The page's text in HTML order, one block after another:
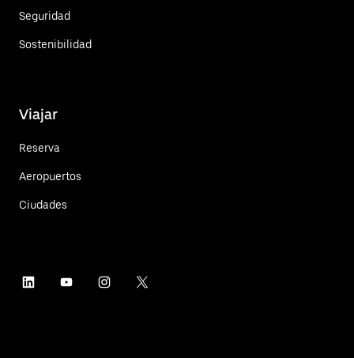
Seguridad
Sostenibilidad
Viajar
Reserva
Aeropuertos
Ciudades